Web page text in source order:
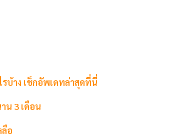
บ้าง เช็กอัพเดทล่าสุดที่นี่
น 3 เดือน
ลือ